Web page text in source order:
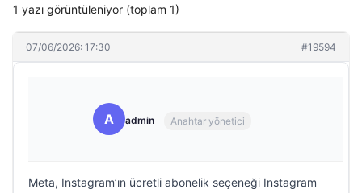
1 yazı görüntüleniyor (toplam 1)
07/06/2026: 17:30 #19594
A admin Anahtar yönetici
Meta, Instagram’ın ücretli abonelik seçeneği Instagram